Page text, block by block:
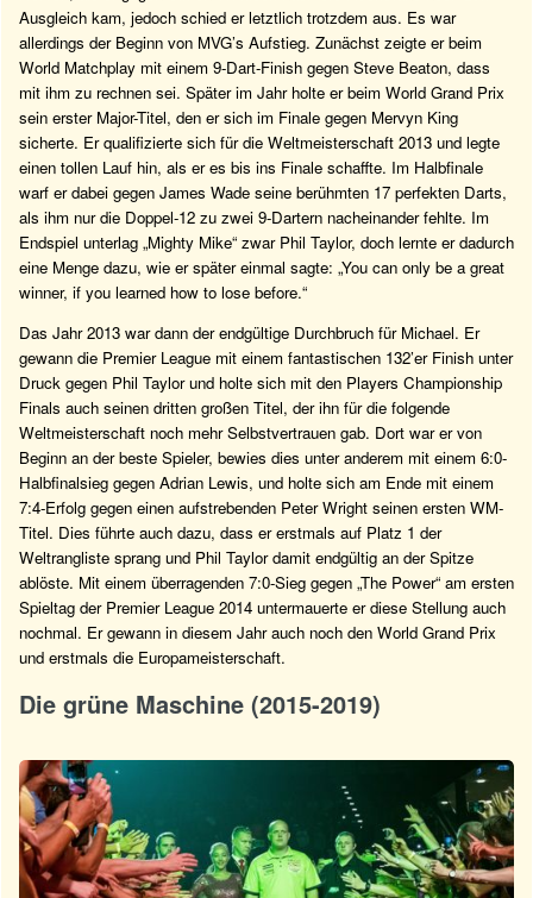
Ausgleich kam, jedoch schied er letztlich trotzdem aus. Es war
allerdings der Beginn von MVG’s Aufstieg. Zunächst zeigte er beim
World Matchplay mit einem 9-Dart-Finish gegen Steve Beaton, dass
mit ihm zu rechnen sei. Später im Jahr holte er beim World Grand Prix
sein erster Major-Titel, den er sich im Finale gegen Mervyn King
sicherte. Er qualifizierte sich für die Weltmeisterschaft 2013 und legte
einen tollen Lauf hin, als er es bis ins Finale schaffte. Im Halbfinale
warf er dabei gegen James Wade seine berühmten 17 perfekten Darts,
als ihm nur die Doppel-12 zu zwei 9-Dartern nacheinander fehlte. Im
Endspiel unterlag „Mighty Mike“ zwar Phil Taylor, doch lernte er dadurch
eine Menge dazu, wie er später einmal sagte: „You can only be a great
winner, if you learned how to lose before.“
Das Jahr 2013 war dann der endgültige Durchbruch für Michael. Er
gewann die Premier League mit einem fantastischen 132’er Finish unter
Druck gegen Phil Taylor und holte sich mit den Players Championship
Finals auch seinen dritten großen Titel, der ihn für die folgende
Weltmeisterschaft noch mehr Selbstvertrauen gab. Dort war er von
Beginn an der beste Spieler, bewies dies unter anderem mit einem 6:0-
Halbfinalsieg gegen Adrian Lewis, und holte sich am Ende mit einem
7:4-Erfolg gegen einen aufstrebenden Peter Wright seinen ersten WM-
Titel. Dies führte auch dazu, dass er erstmals auf Platz 1 der
Weltrangliste sprang und Phil Taylor damit endgültig an der Spitze
ablöste. Mit einem überragenden 7:0-Sieg gegen „The Power“ am ersten
Spieltag der Premier League 2014 untermauerte er diese Stellung auch
nochmal. Er gewann in diesem Jahr auch noch den World Grand Prix
und erstmals die Europameisterschaft.
Die grüne Maschine (2015-2019)